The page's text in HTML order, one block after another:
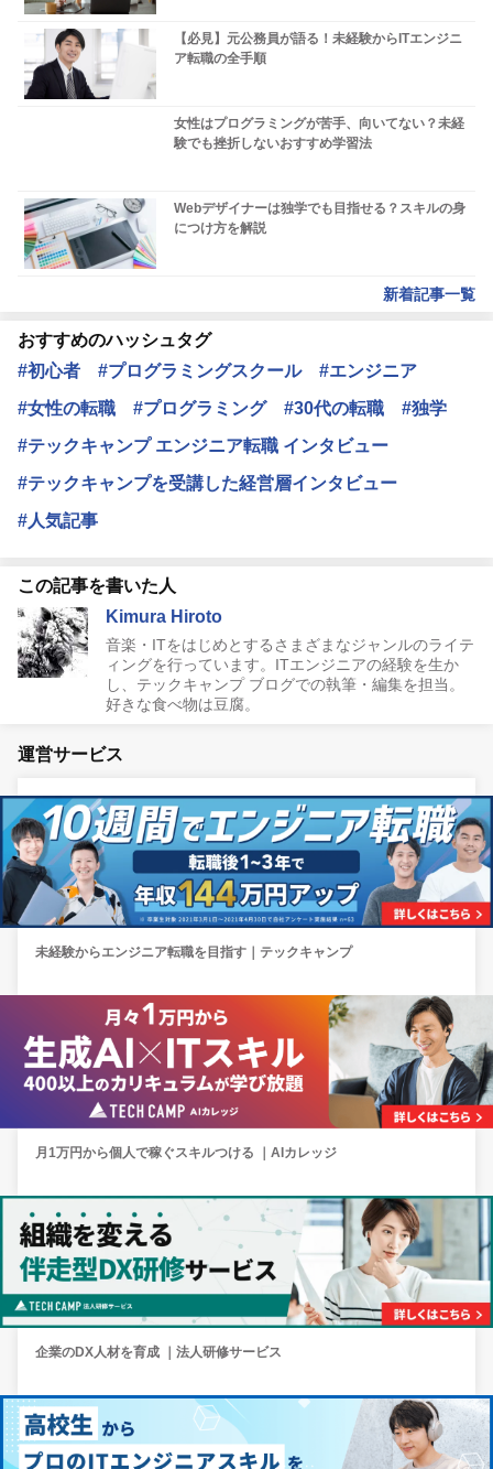
【必見】元公務員が語る！未経験からITエンジニ
ア転職の全手順
女性はプログラミングが苦手、向いてない？未経
験でも挫折しないおすすめ学習法
Webデザイナーは独学でも目指せる？スキルの身
につけ方を解説
新着記事一覧
おすすめのハッシュタグ
#初心者
#プログラミングスクール
#エンジニア
#女性の転職
#プログラミング #30代の転職
#独学
#テックキャンプ エンジニア転職 インタビュー
#テックキャンプを受講した経営層インタビュー
#人気記事
この記事を書いた人
Kimura Hiroto
音楽・ITをはじめとするさまざまなジャンルのライテ
ィングを行っています。ITエンジニアの経験を生か
し、テックキャンプ ブログでの執筆・編集を担当。
好きな食べ物は豆腐。
運営サービス
未経験からエンジニア転職を目指す｜テックキャンプ
月1万円から個人で稼ぐスキルつける ｜AIカレッジ
企業のDX人材を育成 ｜法人研修サービス